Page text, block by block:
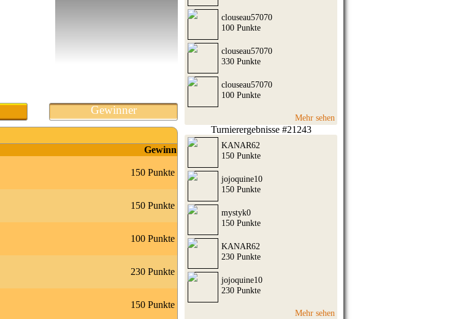
Gewinner
Gewinn
150 Punkte
150 Punkte
100 Punkte
230 Punkte
150 Punkte
clouseau57070
100 Punkte
clouseau57070
330 Punkte
clouseau57070
100 Punkte
Mehr sehen
Turnierergebnisse #21243
KANAR62
150 Punkte
jojoquine10
150 Punkte
mystyk0
150 Punkte
KANAR62
230 Punkte
jojoquine10
230 Punkte
Mehr sehen